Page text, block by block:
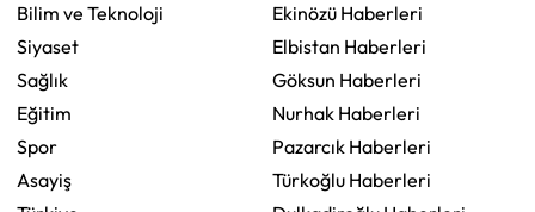
Bilim ve Teknoloji
Siyaset
Sağlık
Eğitim
Spor
Asayiş
Ekinözü Haberleri
Elbistan Haberleri
Göksun Haberleri
Nurhak Haberleri
Pazarcık Haberleri
Türkoğlu Haberleri